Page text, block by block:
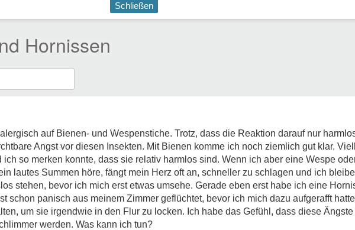
Schließen
Hornissen
auf Bienen- und Wespenstiche. Trotz, dass die Reaktion darauf nur
Angst vor diesen Insekten. Mit Bienen komme ich noch ziemlich gut klar.
ich so merken konnte, dass sie relativ harmlos sind. Wenn ich aber eine Wespe
lautes Summen höre, fängt mein Herz oft an, schneller zu schlagen und ich
stehen, bevor ich mich erst etwas umsehe. Gerade eben erst habe ich eine
schon panisch aus meinem Zimmer geflüchtet, bevor ich mich dazu aufgerafft
um sie irgendwie in den Flur zu locken. Ich habe das Gefühl, dass diese
werden. Was kann ich tun?